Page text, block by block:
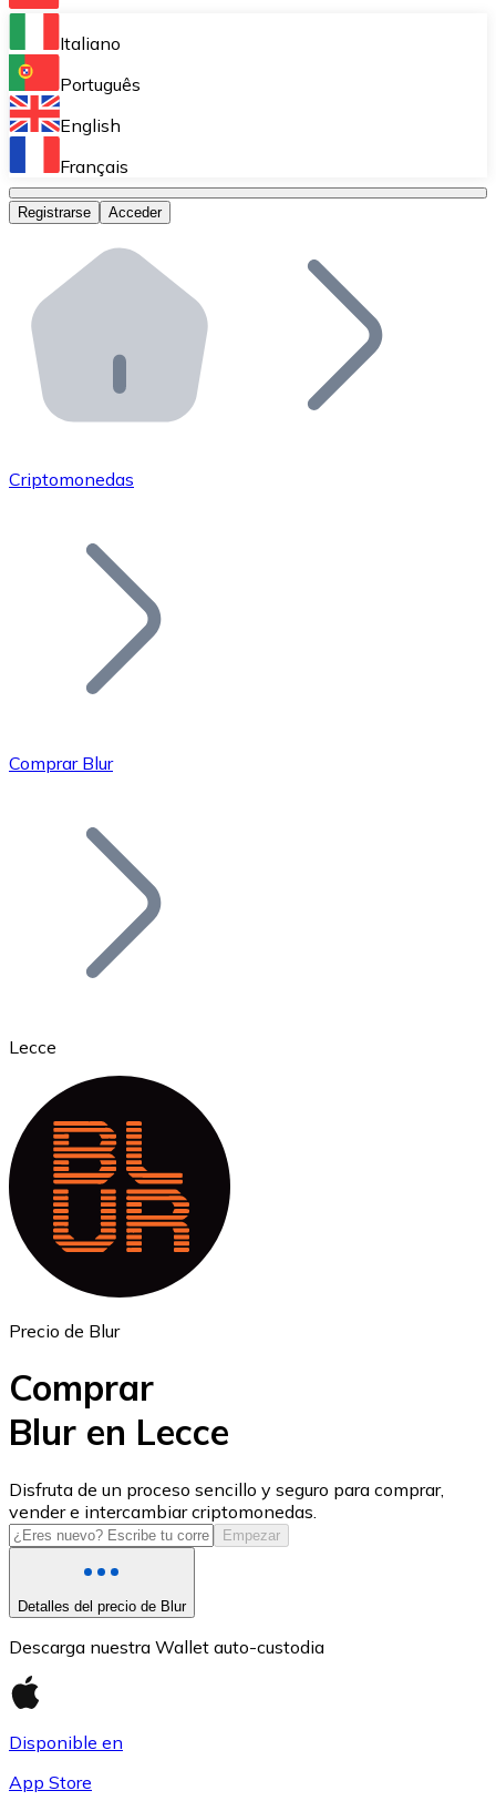
Bitnovo Ramp
Integra nuestra solución en tu plataforma.
Bitnovo Giftcards
Bitnovo OTC
Bitnovo ATM
Integra un ATM Bitnovo en tu negocio y permite que
Bitnovo API
Integra nuestra API en tu ecosistema.
Únete a nuestra red de distribuidores.
Añade tu proyecto a nuestro ecosistema.
Bitcoin
Ethereum
ETH
USD Coin
USDC
Italiano
Português
English
Français
Registrarse Acceder
Criptomonedas
Comprar Blur
Lecce
Precio de Blur
Comprar
Blur en Lecce
Disfruta de un proceso sencillo y seguro para comprar,
vender e intercambiar criptomonedas.
Empezar
Detalles del precio de Blur
Descarga nuestra Wallet auto-custodia
Disponible en
App Store